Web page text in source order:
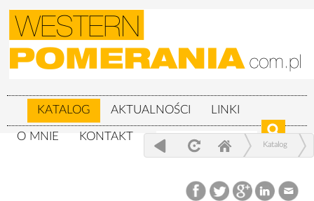
KATALOG AKTUALNOŚCI LINKI
O MNIE KONTAKT
Katalog
Święto Morza 2018 w Gdyni, 24.06.2018r.